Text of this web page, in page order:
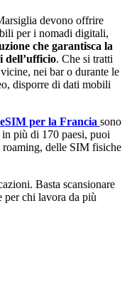
devono offrire
per i nomadi digitali,
che garantisca la
dell’ufficio. Che si tratti
nei bar o durante le
disporre di dati mobili
eSIM per la Francia sono
più di 170 paesi, puoi
roaming, delle SIM fisiche
Basta scansionare
per chi lavora da più